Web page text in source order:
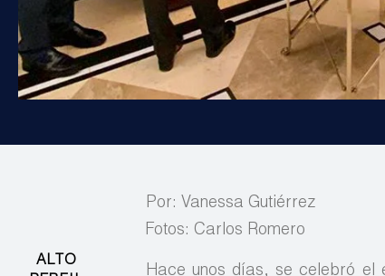
ALTO
Por: Vanessa Gutiérrez
Fotos: Carlos Romero
Hace unos días, se celebró el